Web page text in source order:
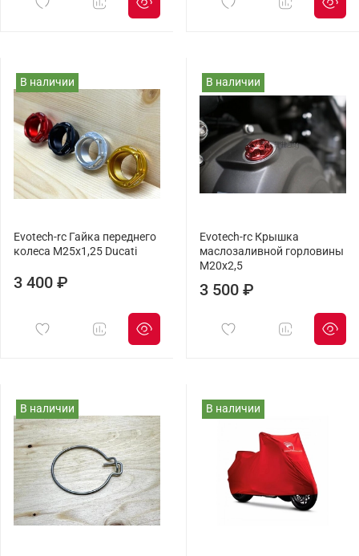
В наличии
Evotech-rc Гайка переднего
колеса М25x1,25 Ducati
3 400 ₽
В наличии
Evotech-rc Крышка
маслозаливной горловины
M20х2,5
3 500 ₽
В наличии В наличии